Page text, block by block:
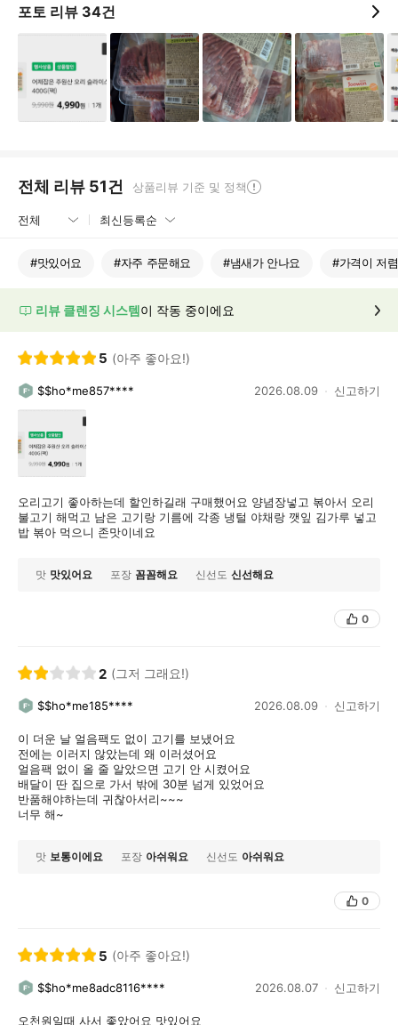
포토 리뷰 34건
전체 리뷰 51건 상품리뷰 기준 및 정책
#맛있어요 #자주 주문해요 #냄새가 안나요 #가격이 저
리뷰 클렌징 시스템이 작동 중이에요
5 (아주 좋아요!)
$$ho*me857**** 2026.08.09 신고하기
오리고기 좋아하는데 할인하길래 구매했어요 양념장넣고 볶아서 오리
불고기 해먹고 남은 고기랑 기름에 각종 냉털 야채랑 깻잎 김가루 넣고
밥 볶아 먹으니 존맛이네요
맛 맛있어요 포장 꼼꼼해요 신선도 신선해요
0
2 (그저 그래요!)
$$ho*me185**** 2026.08.09 신고하기
이 더운 날 얼음팩도 없이 고기를 보냈어요
전에는 이러지 않았는데 왜 이러셨어요
얼음팩 없이 올 줄 알았으면 고기 안 시켰어요
배달이 딴 집으로 가서 밖에 30분 넘게 있었어요
반품해야하는데 귀찮아서리~~~
너무 해~
맛 보통이에요 포장 아쉬워요 신선도 아쉬워요
0
5 (아주 좋아요!)
$$ho*me8adc8116**** 2026.08.07 신고하기
오천원일때 사서 좋았어요 맛있어요